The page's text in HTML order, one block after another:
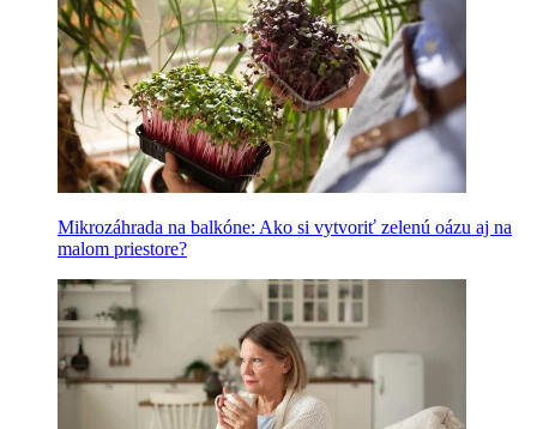
Mikrozáhrada na balkóne: Ako si vytvoriť zelenú oázu aj na
malom priestore?